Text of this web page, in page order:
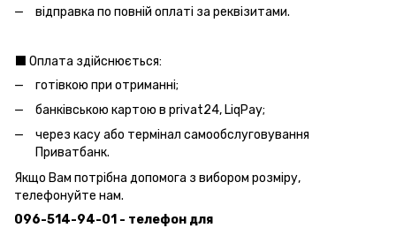
відправка по повній оплаті за реквізитами.
⬛️ Оплата здійснюється:
готівкою при отриманні;
банківською картою в privat24, LiqPay;
через касу або термінал самообслуговування
Приватбанк.
Якщо Вам потрібна допомога з вибором розміру,
телефонуйте нам.
096-514-94-01 - телефон для